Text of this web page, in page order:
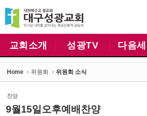
교회소개 성광TV 다음세
Home 위원회 위원회 소식
찬양
9월15일오후예배찬양